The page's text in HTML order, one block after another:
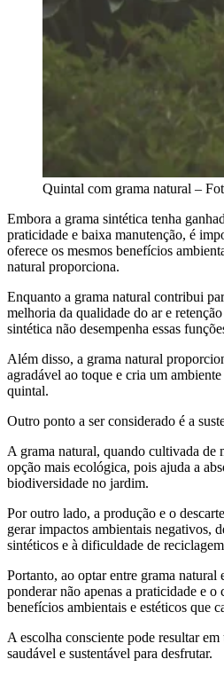
Quintal com grama natural –
Embora a grama sintética tenha
praticidade e baixa manutenção, é
oferece os mesmos benefícios
natural proporciona.
Enquanto a grama natural contribui
melhoria da qualidade do ar e
sintética não desempenha essas
Além disso, a grama natural
agradável ao toque e cria um
quintal.
Outro ponto a ser considerado é a
A grama natural, quando cultivada de
opção mais ecológica, pois ajuda a
biodiversidade no jardim.
Por outro lado, a produção e o
gerar impactos ambientais negativos,
sintéticos e à dificuldade de
Portanto, ao optar entre grama natural
ponderar não apenas a praticidade e o
benefícios ambientais e estéticos que
A escolha consciente pode resultar
saudável e sustentável para desfrutar.